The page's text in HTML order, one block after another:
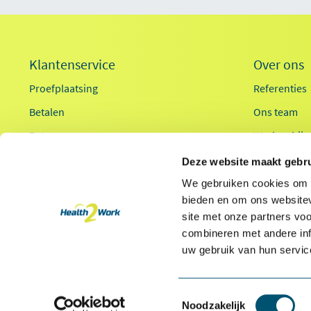
Deze website maakt
We gebruiken cookies
bieden en om ons
site met onze partners
combineren met andere
uw gebruik van hun
Toestemmingsselectie
Noodzakelijk
Klantenservice
Proefplaatsing
Betalen
Retourneren
Contact
Over ons
Referenties
Ons team
Werken bij
Innovaties